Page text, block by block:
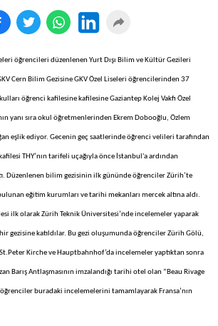
öğrencileri düzenlenen Yurt Dışı Bilim ve Kültür Gezileri
Cern Bilim Gezisine GKV Özel Liseleri öğrencilerinden 37
öğrenci kafilesine kafilesine Gaziantep Kolej Vakfı Özel
yanı sıra okul öğretmenlerinden Ekrem Dobooğlu, Özlem
eşlik ediyor. Gecenin geç saatlerinde öğrenci velileri tarafından
THY’nın tarifeli uçağıyla önce İstanbul'a ardından
Düzenlenen bilim gezisinin ilk gününde öğrenciler Zürih’te
eğitim kurumları ve tarihi mekanları mercek altına aldı.
ilk olarak Zürih Teknik Üniversitesi’nde incelemeler yaparak
gezisine katıldılar. Bu gezi oluşumunda öğrenciler Zürih Gölü,
Kirche ve Hauptbahnhof’da incelemeler yaptıktan sonra
Barış Antlaşmasının imzalandığı tarihi otel olan “Beau Rivage
buradaki incelemelerini tamamlayarak Fransa’nın